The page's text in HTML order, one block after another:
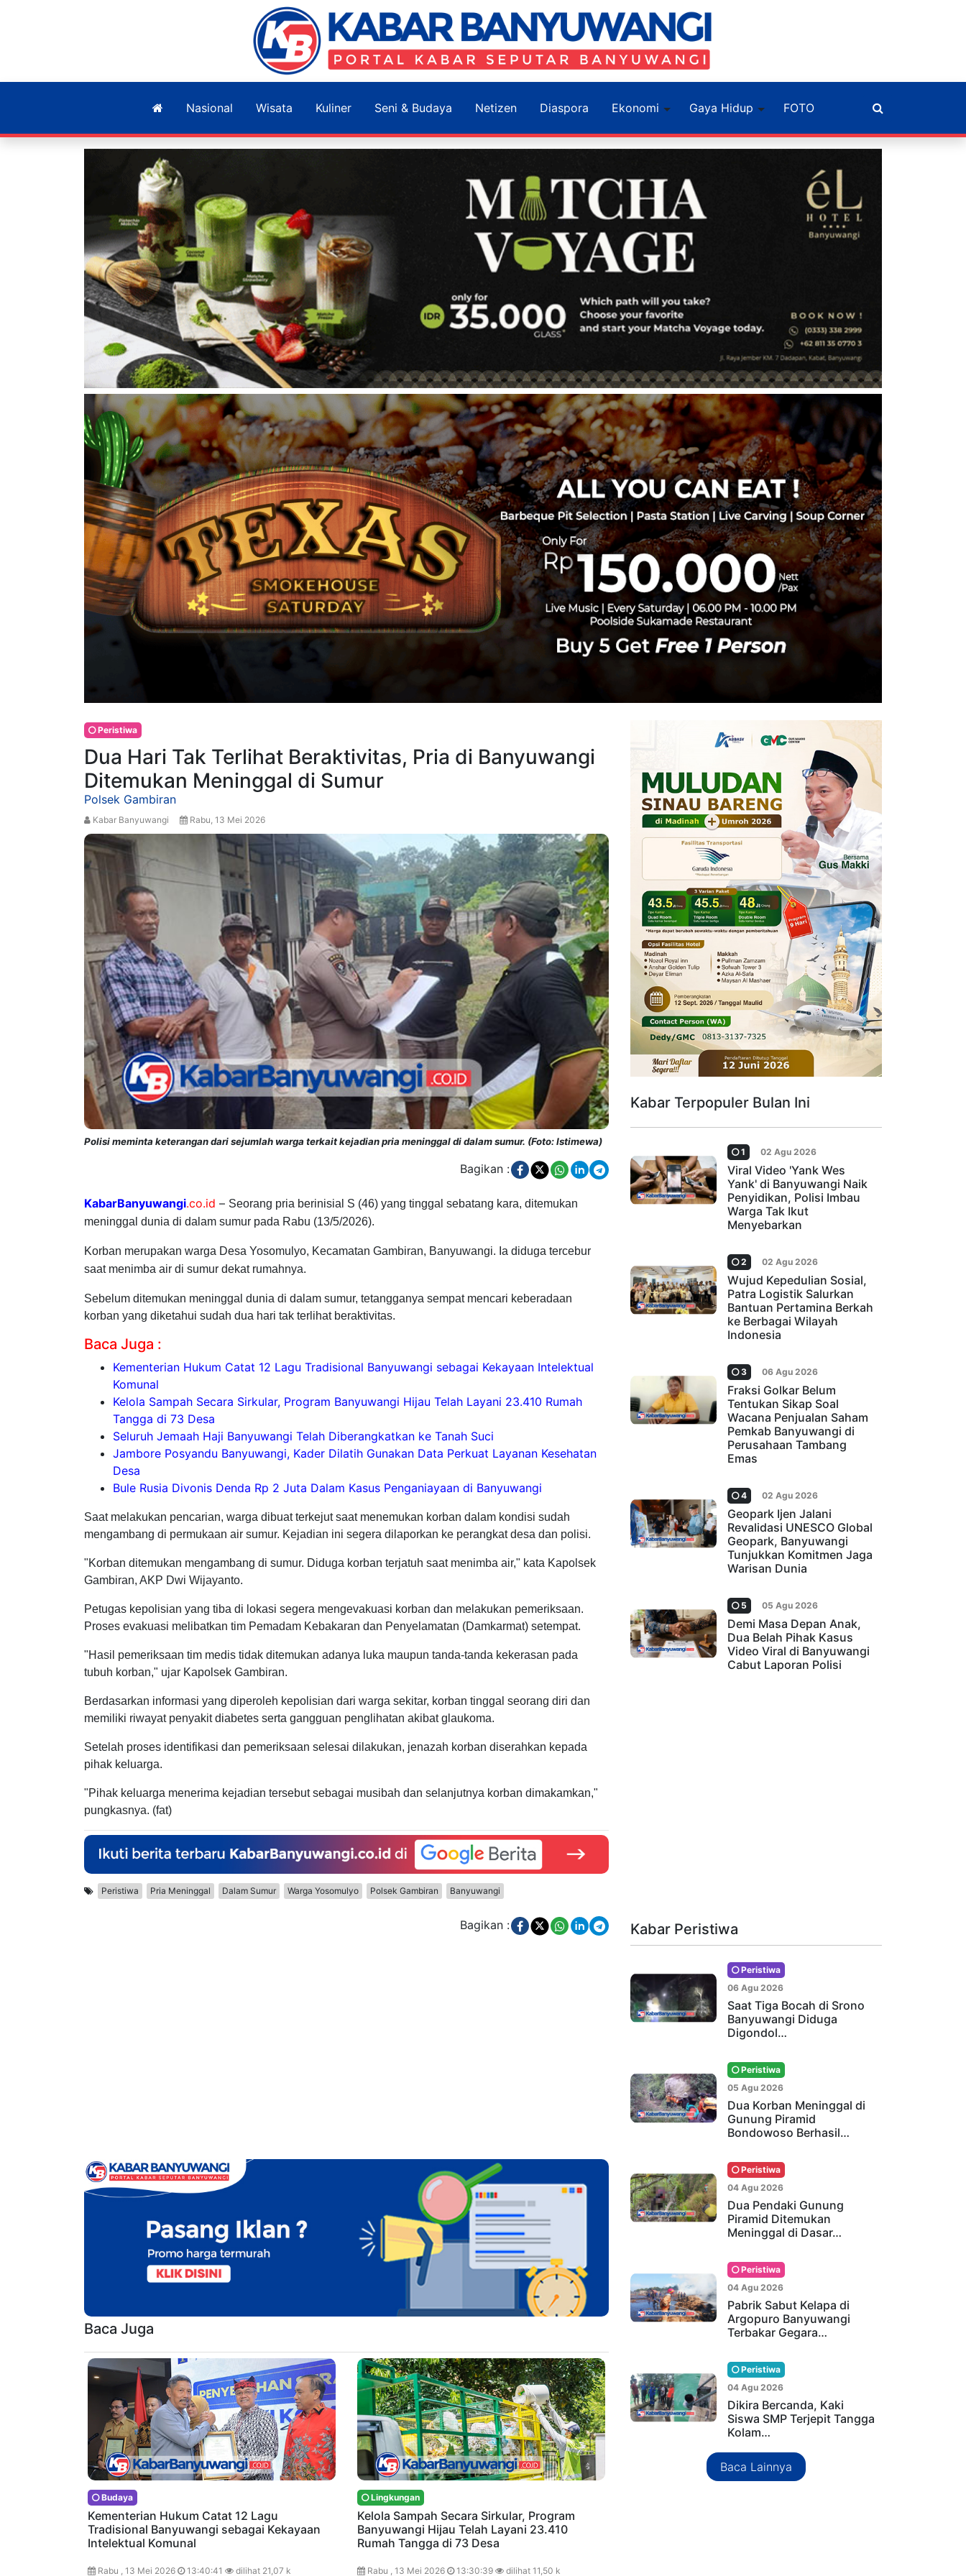
Nasional Wisata Kuliner Seni & Budaya Netizen Diaspora Ekonomi Gaya Hidup FOTO
Peristiwa
Dua Hari Tak Terlihat Beraktivitas, Pria di Banyuwangi
Ditemukan Meninggal di Sumur
Polsek Gambiran
Kabar Banyuwangi Rabu, 13 Mei 2026
Polisi meminta keterangan dari sejumlah warga terkait kejadian pria meninggal di dalam sumur. (Foto: Istimewa)
Bagikan :
KabarBanyuwangi.co.id – Seorang pria berinisial S (46) yang tinggal sebatang kara, ditemukan
meninggal dunia di dalam sumur pada Rabu (13/5/2026).
Korban merupakan warga Desa Yosomulyo, Kecamatan Gambiran, Banyuwangi. Ia diduga tercebur
saat menimba air di sumur dekat rumahnya.
Sebelum ditemukan meninggal dunia di dalam sumur, tetangganya sempat mencari keberadaan
korban yang diketahui sudah dua hari tak terlihat beraktivitas.
Baca Juga :
Kementerian Hukum Catat 12 Lagu Tradisional Banyuwangi sebagai Kekayaan Intelektual
Komunal
Kelola Sampah Secara Sirkular, Program Banyuwangi Hijau Telah Layani 23.410 Rumah
Tangga di 73 Desa
Seluruh Jemaah Haji Banyuwangi Telah Diberangkatkan ke Tanah Suci
Jambore Posyandu Banyuwangi, Kader Dilatih Gunakan Data Perkuat Layanan Kesehatan
Desa
Bule Rusia Divonis Denda Rp 2 Juta Dalam Kasus Penganiayaan di Banyuwangi
Saat melakukan pencarian, warga dibuat terkejut saat menemukan korban dalam kondisi sudah
mengambang di permukaan air sumur. Kejadian ini segera dilaporkan ke perangkat desa dan polisi.
"Korban ditemukan mengambang di sumur. Diduga korban terjatuh saat menimba air," kata Kapolsek
Gambiran, AKP Dwi Wijayanto.
Petugas kepolisian yang tiba di lokasi segera mengevakuasi korban dan melakukan pemeriksaan.
Proses evakuasi melibatkan tim Pemadam Kebakaran dan Penyelamatan (Damkarmat) setempat.
"Hasil pemeriksaan tim medis tidak ditemukan adanya luka maupun tanda-tanda kekerasan pada
tubuh korban," ujar Kapolsek Gambiran.
Berdasarkan informasi yang diperoleh kepolisian dari warga sekitar, korban tinggal seorang diri dan
memiliki riwayat penyakit diabetes serta gangguan penglihatan akibat glaukoma.
Setelah proses identifikasi dan pemeriksaan selesai dilakukan, jenazah korban diserahkan kepada
pihak keluarga.
"Pihak keluarga menerima kejadian tersebut sebagai musibah dan selanjutnya korban dimakamkan,"
pungkasnya. (fat)
Peristiwa Pria Meninggal Dalam Sumur Warga Yosomulyo Polsek Gambiran Banyuwangi
Bagikan :
Baca Juga
Budaya
Kementerian Hukum Catat 12 Lagu
Tradisional Banyuwangi sebagai Kekayaan
Intelektual Komunal
Rabu , 13 Mei 2026 13:40:41 dilihat 21,07 k
Lingkungan
Kelola Sampah Secara Sirkular, Program
Banyuwangi Hijau Telah Layani 23.410
Rumah Tangga di 73 Desa
Rabu , 13 Mei 2026 13:30:39 dilihat 11,50 k
Kabar Terpopuler Bulan Ini
1 02 Agu 2026
Viral Video 'Yank Wes
Yank' di Banyuwangi Naik
Penyidikan, Polisi Imbau
Warga Tak Ikut
Menyebarkan
2 02 Agu 2026
Wujud Kepedulian Sosial,
Patra Logistik Salurkan
Bantuan Pertamina Berkah
ke Berbagai Wilayah
Indonesia
3 06 Agu 2026
Fraksi Golkar Belum
Tentukan Sikap Soal
Wacana Penjualan Saham
Pemkab Banyuwangi di
Perusahaan Tambang
Emas
4 02 Agu 2026
Geopark Ijen Jalani
Revalidasi UNESCO Global
Geopark, Banyuwangi
Tunjukkan Komitmen Jaga
Warisan Dunia
5 05 Agu 2026
Demi Masa Depan Anak,
Dua Belah Pihak Kasus
Video Viral di Banyuwangi
Cabut Laporan Polisi
Kabar Peristiwa
Peristiwa
06 Agu 2026
Saat Tiga Bocah di Srono
Banyuwangi Diduga
Digondol…
Peristiwa
05 Agu 2026
Dua Korban Meninggal di
Gunung Piramid
Bondowoso Berhasil…
Peristiwa
04 Agu 2026
Dua Pendaki Gunung
Piramid Ditemukan
Meninggal di Dasar…
Peristiwa
04 Agu 2026
Pabrik Sabut Kelapa di
Argopuro Banyuwangi
Terbakar Gegara…
Peristiwa
04 Agu 2026
Dikira Bercanda, Kaki
Siswa SMP Terjepit Tangga
Kolam…
Baca Lainnya